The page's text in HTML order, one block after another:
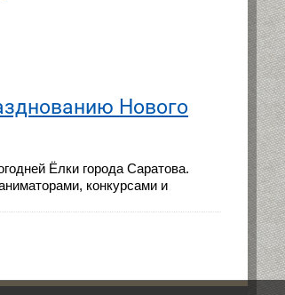
Нового
Ёлки города Саратова.
конкурсами и